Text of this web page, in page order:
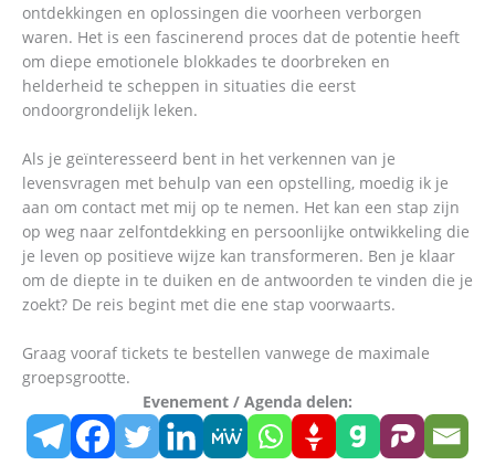
ontdekkingen en oplossingen die voorheen verborgen
waren. Het is een fascinerend proces dat de potentie heeft
om diepe emotionele blokkades te doorbreken en
helderheid te scheppen in situaties die eerst
ondoorgrondelijk leken.
Als je geïnteresseerd bent in het verkennen van je
levensvragen met behulp van een opstelling, moedig ik je
aan om contact met mij op te nemen. Het kan een stap zijn
op weg naar zelfontdekking en persoonlijke ontwikkeling die
je leven op positieve wijze kan transformeren. Ben je klaar
om de diepte in te duiken en de antwoorden te vinden die je
zoekt? De reis begint met die ene stap voorwaarts.
Graag vooraf tickets te bestellen vanwege de maximale
groepsgrootte.
Evenement / Agenda delen: